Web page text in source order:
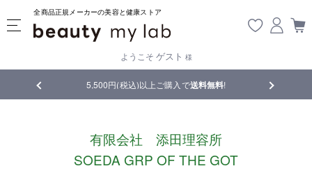
全商品正規メーカーの美容と健康ストア
ようこそ ゲスト 様
5,500円(税込)以上ご購入で送料無料! 【重要】
有限会社 添田理容所
SOEDA GRP OF THE GOT